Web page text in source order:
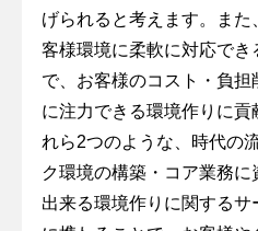
げられると考えます。ま
客様環境に柔軟に対応でき
で、お客様のコスト・負
に注力できる環境作りに貢
れら2つのような、時代の
ク環境の構築・コア業務
出来る環境作りに関する